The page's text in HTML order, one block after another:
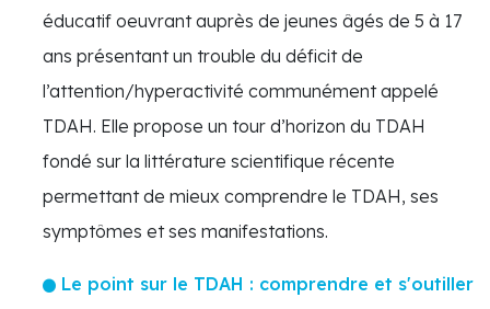
éducatif oeuvrant auprès de jeunes âgés de 5 à 17
ans présentant un trouble du déficit de
l’attention/hyperactivité communément appelé
TDAH. Elle propose un tour d’horizon du TDAH
fondé sur la littérature scientifique récente
permettant de mieux comprendre le TDAH, ses
symptômes et ses manifestations.
Le point sur le TDAH : comprendre et s'outiller